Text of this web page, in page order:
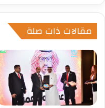
مقالات ذات صلة